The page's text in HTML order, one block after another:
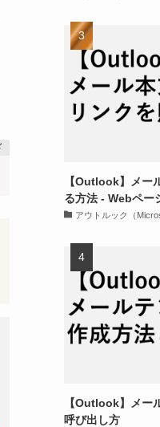
【Outlook】メー
る方法 - Webペー
アウトルック（
【Outlook】メー
呼び出し方